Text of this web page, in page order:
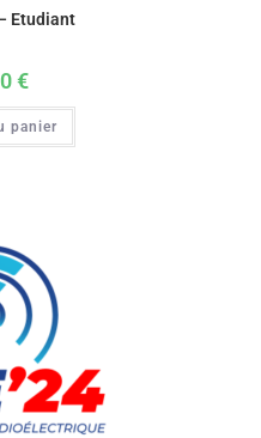
Etudiant
€
panier